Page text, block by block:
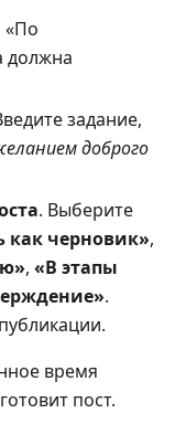
«По
должна
задание,
доброго
. Выберите
как черновик»,
, «В этапы
.
время
пост.